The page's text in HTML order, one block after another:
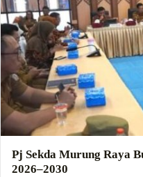
Pj Sekda Murung Raya
2026–2030